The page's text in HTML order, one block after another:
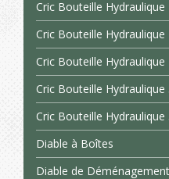
Cric Bouteille Hydraulique
Cric Bouteille Hydraulique
Cric Bouteille Hydraulique
Cric Bouteille Hydraulique
Cric Bouteille Hydraulique
Diable à Boîtes
Diable de Déménagement